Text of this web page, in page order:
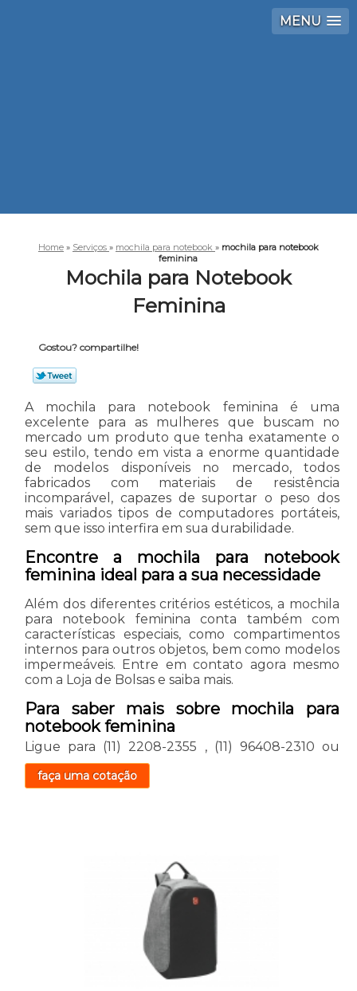
MENU
Home » Serviços » mochila para notebook » mochila para notebook
feminina
Mochila para Notebook
Feminina
Gostou? compartilhe!
A mochila para notebook feminina é uma
excelente para as mulheres que buscam no
mercado um produto que tenha exatamente o
seu estilo, tendo em vista a enorme quantidade
de modelos disponíveis no mercado, todos
fabricados com materiais de resistência
incomparável, capazes de suportar o peso dos
mais variados tipos de computadores portáteis,
sem que isso interfira em sua durabilidade.
Encontre a mochila para notebook
feminina ideal para a sua necessidade
Além dos diferentes critérios estéticos, a mochila
para notebook feminina conta também com
características especiais, como compartimentos
internos para outros objetos, bem como modelos
impermeáveis. Entre em contato agora mesmo
com a Loja de Bolsas e saiba mais.
Para saber mais sobre mochila para
notebook feminina
Ligue para (11) 2208-2355 , (11) 96408-2310 ou
faça uma cotação